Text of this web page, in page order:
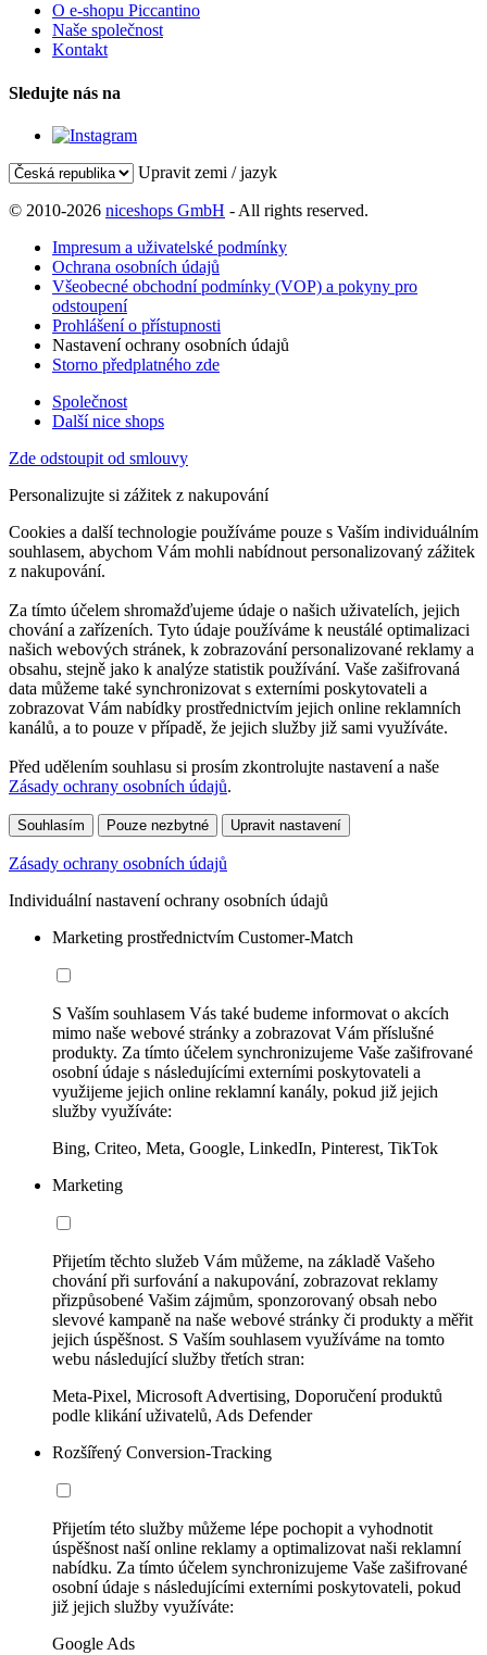
O e-shopu Piccantino
Naše společnost
Kontakt
Sledujte nás na
Upravit zemi / jazyk
© 2010-2026 niceshops GmbH - All rights reserved.
Impresum a uživatelské podmínky
Ochrana osobních údajů
Všeobecné obchodní podmínky (VOP) a pokyny pro
odstoupení
Prohlášení o přístupnosti
Nastavení ochrany osobních údajů
Storno předplatného zde
Společnost
Další nice shops
Zde odstoupit od smlouvy
Personalizujte si zážitek z nakupování
Cookies a další technologie používáme pouze s Vaším individuálním
souhlasem, abychom Vám mohli nabídnout personalizovaný zážitek
z nakupování.
Za tímto účelem shromažďujeme údaje o našich uživatelích, jejich
chování a zařízeních. Tyto údaje používáme k neustálé optimalizaci
našich webových stránek, k zobrazování personalizované reklamy a
obsahu, stejně jako k analýze statistik používání. Vaše zašifrovaná
data můžeme také synchronizovat s externími poskytovateli a
zobrazovat Vám nabídky prostřednictvím jejich online reklamních
kanálů, a to pouze v případě, že jejich služby již sami využíváte.
Před udělením souhlasu si prosím zkontrolujte nastavení a naše
Zásady ochrany osobních údajů.
Souhlasím Pouze nezbytné Upravit nastavení
Zásady ochrany osobních údajů
Individuální nastavení ochrany osobních údajů
Marketing prostřednictvím Customer-Match
S Vaším souhlasem Vás také budeme informovat o akcích
mimo naše webové stránky a zobrazovat Vám příslušné
produkty. Za tímto účelem synchronizujeme Vaše zašifrované
osobní údaje s následujícími externími poskytovateli a
využijeme jejich online reklamní kanály, pokud již jejich
služby využíváte:
Bing, Criteo, Meta, Google, LinkedIn, Pinterest, TikTok
Marketing
Přijetím těchto služeb Vám můžeme, na základě Vašeho
chování při surfování a nakupování, zobrazovat reklamy
přizpůsobené Vašim zájmům, sponzorovaný obsah nebo
slevové kampaně na naše webové stránky či produkty a měřit
jejich úspěšnost. S Vaším souhlasem využíváme na tomto
webu následující služby třetích stran:
Meta-Pixel, Microsoft Advertising, Doporučení produktů
podle klikání uživatelů, Ads Defender
Rozšířený Conversion-Tracking
Přijetím této služby můžeme lépe pochopit a vyhodnotit
úspěšnost naší online reklamy a optimalizovat naši reklamní
nabídku. Za tímto účelem synchronizujeme Vaše zašifrované
osobní údaje s následujícími externími poskytovateli, pokud
již jejich služby využíváte:
Google Ads